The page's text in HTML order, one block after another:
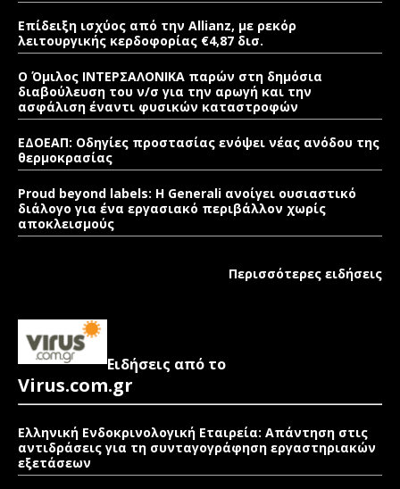
Επίδειξη ισχύος από την Allianz, με ρεκόρ
λειτουργικής κερδοφορίας €4,87 δισ.
Ο Όμιλος ΙΝΤΕΡΣΑΛΟΝΙΚΑ παρών στη δημόσια
διαβούλευση του ν/σ για την αρωγή και την
ασφάλιση έναντι φυσικών καταστροφών
ΕΔΟΕΑΠ: Οδηγίες προστασίας ενόψει νέας ανόδου της
θερμοκρασίας
Proud beyond labels: Η Generali ανοίγει ουσιαστικό
διάλογο για ένα εργασιακό περιβάλλον χωρίς
αποκλεισμούς
Περισσότερες ειδήσεις
Ειδήσεις από το
Virus.com.gr
Ελληνική Ενδοκρινολογική Εταιρεία: Απάντηση στις
αντιδράσεις για τη συνταγογράφηση εργαστηριακών
εξετάσεων